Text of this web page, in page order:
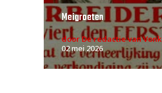
Meigroeten
door De redactie van Vonk
02 mei 2026